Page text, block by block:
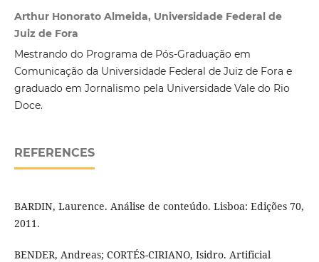
Arthur Honorato Almeida, Universidade Federal de
Juiz de Fora
Mestrando do Programa de Pós-Graduação em
Comunicação da Universidade Federal de Juiz de Fora e
graduado em Jornalismo pela Universidade Vale do Rio
Doce.
REFERENCES
BARDIN, Laurence. Análise de conteúdo. Lisboa: Edições 70,
2011.
BENDER, Andreas; CORTÉS-CIRIANO, Isidro. Artificial